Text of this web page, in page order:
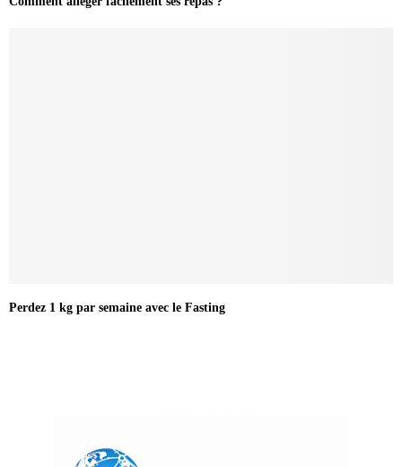
Perdez 1 kg par semaine avec le Fasting